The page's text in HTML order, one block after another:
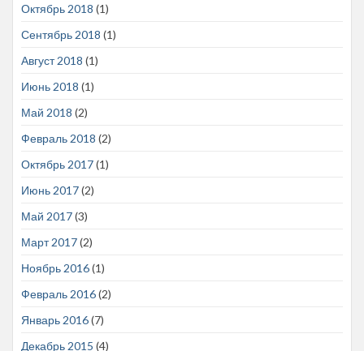
Октябрь 2018 (1)
Сентябрь 2018 (1)
Август 2018 (1)
Июнь 2018 (1)
Май 2018 (2)
Февраль 2018 (2)
Октябрь 2017(1)
Июнь 2017(2)
Май 2017(3)
Март 2017(2)
Ноябрь 2016(1)
Февраль 2016(2)
Январь 2016(7)
Декабрь 2015 (4)